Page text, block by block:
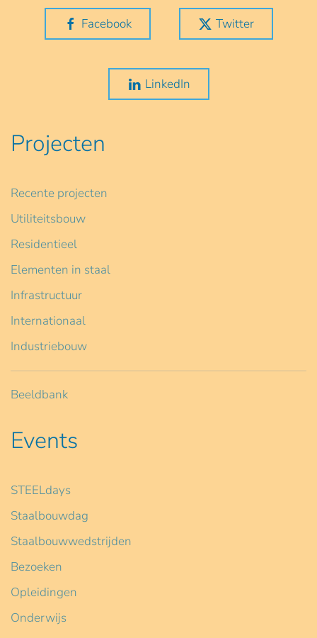
Facebook Twitter
LinkedIn
Projecten
Recente projecten
Utiliteitsbouw
Residentieel
Elementen in staal
Infrastructuur
Internationaal
Industriebouw
Beeldbank
Events
STEELdays
Staalbouwdag
Staalbouwwedstrijden
Bezoeken
Opleidingen
Onderwijs